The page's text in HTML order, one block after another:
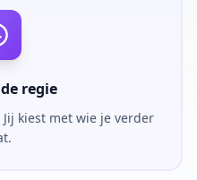
regie
kiest met wie je verder